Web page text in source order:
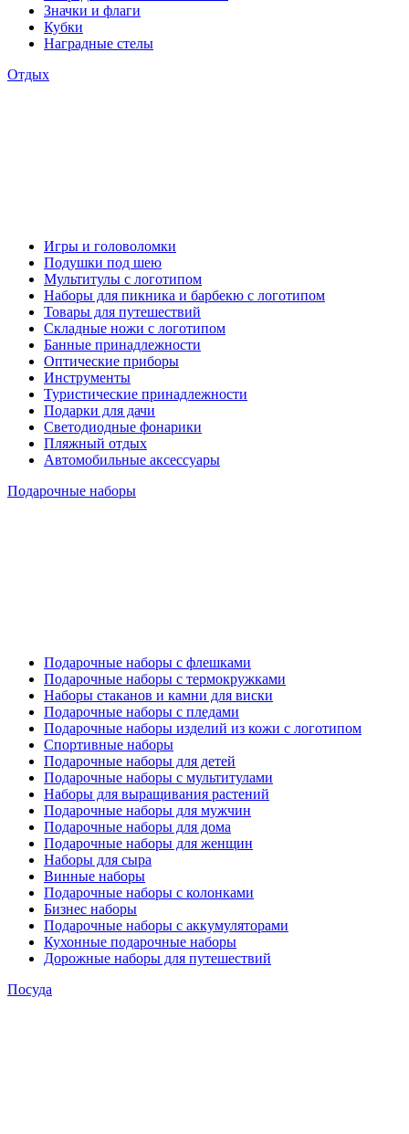
Значки и флаги
Кубки
Наградные стелы
Отдых
Игры и головоломки
Подушки под шею
Мультитулы с логотипом
Наборы для пикника и барбекю с логотипом
Товары для путешествий
Складные ножи с логотипом
Банные принадлежности
Оптические приборы
Инструменты
Туристические принадлежности
Подарки для дачи
Светодиодные фонарики
Пляжный отдых
Автомобильные аксессуары
Подарочные наборы
Подарочные наборы с флешками
Подарочные наборы с термокружками
Наборы стаканов и камни для виски
Подарочные наборы с пледами
Подарочные наборы изделий из кожи с логотипом
Спортивные наборы
Подарочные наборы для детей
Подарочные наборы с мультитулами
Наборы для выращивания растений
Подарочные наборы для мужчин
Подарочные наборы для дома
Подарочные наборы для женщин
Наборы для сыра
Винные наборы
Подарочные наборы с колонками
Бизнес наборы
Подарочные наборы с аккумуляторами
Кухонные подарочные наборы
Дорожные наборы для путешествий
Посуда